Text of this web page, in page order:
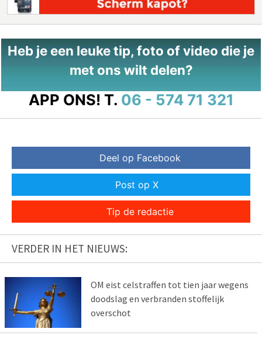
Heb je een leuke tip, foto of video die je
met ons wilt delen?
APP ONS! T. 06 - 574 71 321
Deel op Facebook
Post op X
Tip de redactie
VERDER IN HET NIEUWS:
OM eist celstraffen tot tien jaar wegens
doodslag en verbranden stoffelijk
overschot